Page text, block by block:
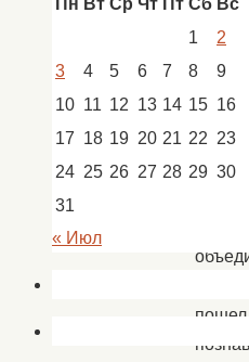
10
августа
на
пошел
Пн Вт Ср Чт Пт Сб Вс
1
2
3
4 5 6 7 8
9
10 11 12 13 14 15 16
17 18 19 20 21 22 23
24 25 26 27 28 29 30
31
« Июл